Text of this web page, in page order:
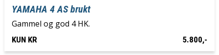
YAMAHA 4 AS brukt
Gammel og god 4 HK.
KUN KR 5.800,-